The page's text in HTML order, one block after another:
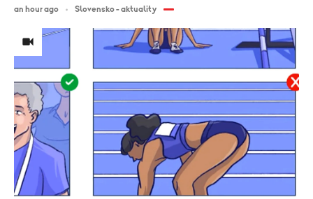
an hour ago Slovensko - aktuality